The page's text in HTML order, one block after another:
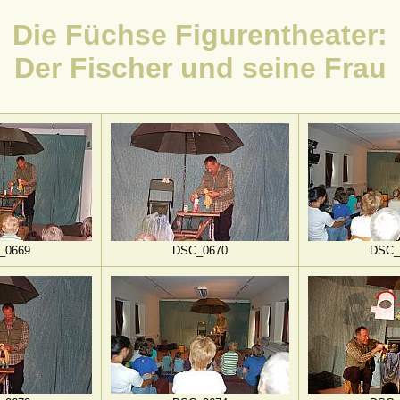
Die Füchse Figurentheater:
Der Fischer und seine Frau
DSC_0670